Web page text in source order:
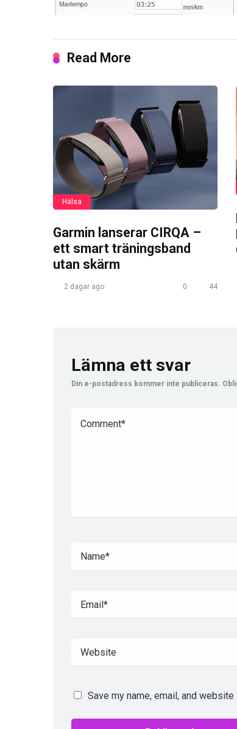
Read More
Hälsa
Garmin lanserar CIRQA –
ett smart träningsband
utan skärm
2 dagar ago 0 44
Lämna ett svar
Din e-postadress kommer inte publiceras.
Save my name, email, and